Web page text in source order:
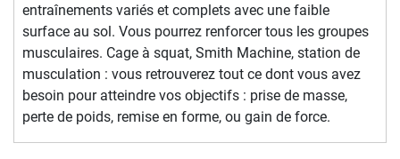
entraînements variés et complets avec une faible
surface au sol. Vous pourrez renforcer tous les groupes
musculaires. Cage à squat, Smith Machine, station de
musculation : vous retrouverez tout ce dont vous avez
besoin pour atteindre vos objectifs : prise de masse,
perte de poids, remise en forme, ou gain de force.